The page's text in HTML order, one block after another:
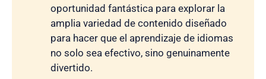
oportunidad fantástica para explorar la
amplia variedad de contenido diseñado
para hacer que el aprendizaje de idiomas
no solo sea efectivo, sino genuinamente
divertido.